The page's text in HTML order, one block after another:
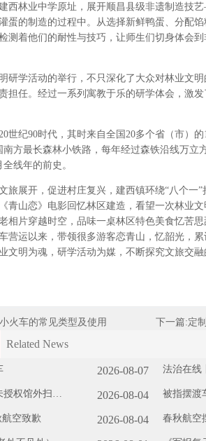
林业中学原址，展开顺昌县级非遗制造技
蛋的制造的过程中。从选择新鲜鸭蛋、分配
测着他们的耐性与技巧，让师生们切身体会
学活动的举行，不只深化了大众对林业文明
担任。经过一系列寓教于乐的研学体会，激
纪90时代，其时来自全国20多个省（市）的
南方最长森林小铁路，每年经过森铁沿线万立
线年的前史。
展开，促进村庄复兴，建西镇环绕“八个一”
青山恋》电影回忆林区建造，看望一次林业
相片穿越时空，品味一桌林区特色美食忆苦
营运以来，带领很多游客恋青山，忆韶光，
文明为魂，研学活动为媒，不断探究文旅交
火车的常见类型及使用 下一篇:定
Related News
2026-08-07
法治在线
授权馆外扫码
2026-08-04 被指摆渡
空致歉 2026-08-04
春秋航空